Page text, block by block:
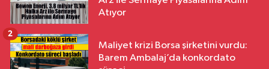
Atıyor
Maliyet krizi Borsa şirketini vurdu:
Barem Ambalaj’da konkordato
2